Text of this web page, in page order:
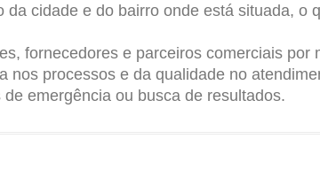
cidade e do bairro onde está situada, o
fornecedores e parceiros comerciais por
nos processos e da qualidade no
emergência ou busca de resultados.